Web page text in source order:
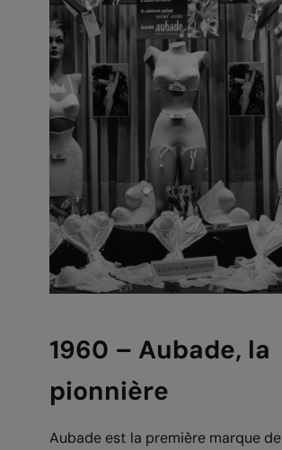
1960 – Aubade, la
pionnière
Aubade est la première marque de